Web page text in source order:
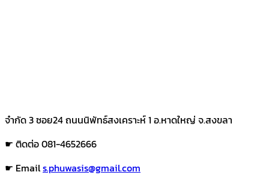
จำกัด 3 ซอย24 ถนนนิพัทธ์สงเคราะห์ 1 อ.หาดใหญ่ จ.สงขลา
☛ ติดต่อ 081-4652666
☛ Emails.phuwasis@gmail.com